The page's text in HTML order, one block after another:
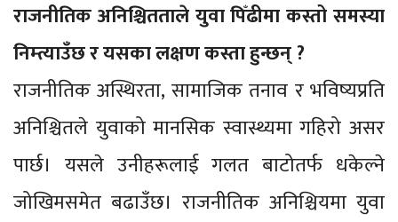
राजनीतिक अनिश्चितताले युवा पिँढीमा कस्तो समस्या
निम्त्याउँछ र यसका लक्षण कस्ता हुन्छन् ?
राजनीतिक अस्थिरता, सामाजिक तनाव र भविष्यप्रति
अनिश्चितले युवाको मानसिक स्वास्थ्यमा गहिरो असर
पार्छ। यसले उनीहरूलाई गलत बाटोतर्फ धकेल्ने
जोखिमसमेत बढाउँछ। राजनीतिक अनिश्चियमा युवा